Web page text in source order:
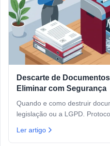
Descarte de
Eliminar com Segurança
Quando e como destruir
legislação ou a LGPD.
Ler artigo